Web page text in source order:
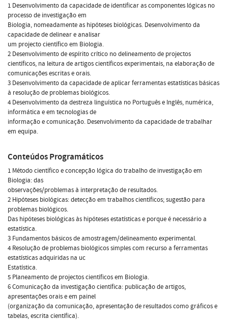
1 Desenvolvimento da capacidade de identificar as componentes lógicas no
processo de investigação em
Biologia, nomeadamente as hipóteses biológicas. Desenvolvimento da
capacidade de delinear e analisar
um projecto científico em Biologia.
2 Desenvolvimento de espírito crítico no delineamento de projectos
científicos, na leitura de artigos científicos experimentais, na elaboração de
comunicações escritas e orais.
3 Desenvolvimento da capacidade de aplicar ferramentas estatísticas básicas
à resolução de problemas biológicos.
4 Desenvolvimento da destreza linguística no Português e Inglês, numérica,
informática e em tecnologias de
informação e comunicação. Desenvolvimento da capacidade de trabalhar
em equipa.
Conteúdos Programáticos
1 Método científico e concepção lógica do trabalho de investigação em
Biologia: das
observações/problemas à interpretação de resultados.
2 Hipóteses biológicas: detecção em trabalhos científicos; sugestão para
problemas biológicos.
Das hipóteses biológicas às hipóteses estatísticas e porque é necessário a
estatística.
3 Fundamentos básicos de amostragem/delineamento experimental.
4 Resolução de problemas biológicos simples com recurso a ferramentas
estatísticas adquiridas na uc
Estatística.
5 Planeamento de projectos científicos em Biologia.
6 Comunicação da investigação científica: publicação de artigos,
apresentações orais e em painel
(organização da comunicação, apresentação de resultados como gráficos e
tabelas, escrita científica).